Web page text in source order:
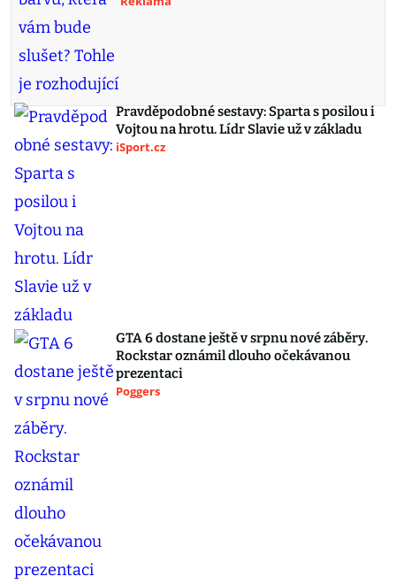
Pravděpodobné sestavy: Sparta s posilou i
Vojtou na hrotu. Lídr Slavie už v základu
iSport.cz
GTA 6 dostane ještě v srpnu nové záběry.
Rockstar oznámil dlouho očekávanou
prezentaci
Poggers